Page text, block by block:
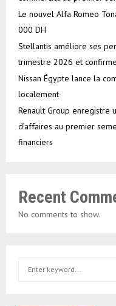
Le nouvel Alfa Romeo
000 DH
Stellantis améliore ses
trimestre 2026 et
Nissan Égypte lance la
localement
Renault Group enregistre
d’affaires au premier
financiers
Recent
No comments to show.